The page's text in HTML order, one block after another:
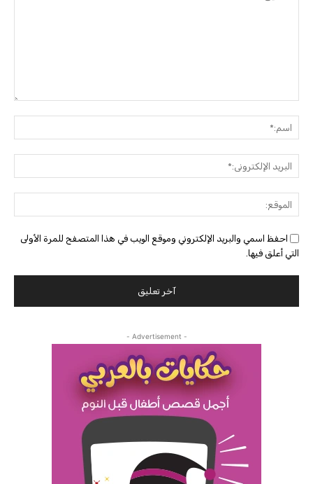
احفظ اسمي والبريد الإلكتروني وموقع الويب في هذا المتصفح للمرة الأولى
التي أعلق فيها.
- Advertisement -